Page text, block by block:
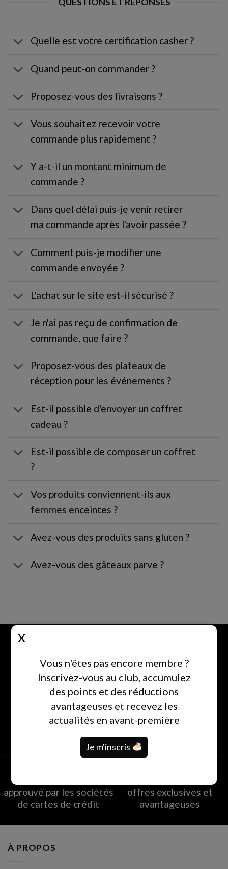
Quelle est votre certification casher ?
Quand peut-on commander ?
Proposez-vous des livraisons ?
Vous souhaitez recevoir votre
commande plus rapidement ?
Y a-t-il un montant minimum de
commande ?
Dans quel délai puis-je venir retirer
ma commande après l'avoir passée ?
Comment puis-je modifier une
commande envoyée ?
L'achat sur le site est-il sécurisé ?
Je n'ai pas reçu de confirmation de
commande, que faire ?
Proposez-vous des plateaux de
réception pour les événements ?
Est-il possible d'envoyer un coffret
cadeau ?
Est-il possible de composer un coffret
?
Vos produits conviennent-ils aux
femmes enceintes ?
Avez-vous des produits sans gluten ?
Avez-vous des gâteaux parve ?
Retrait en magasin
dans les deux heures
suivant la commande
Livraison dans tout le
pays
livraison le jour même
approuvé par les sociétés
de cartes de crédit
offres exclusives et
avantageuses
À PROPOS
Vous n'êtes pas encore membre ?
Inscrivez-vous au club, accumulez
des points et des réductions
avantageuses et recevez les
actualités en avant-première
Je m'inscris